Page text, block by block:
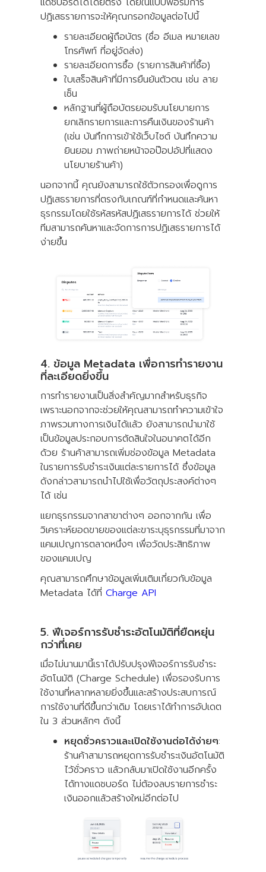
ปฏิเสธรายการจะให้คุณกรอกข้อมูลต่อไปนี้
รายละเอียดผู้ถือบัตร (ชื่อ อีเมล หมายเลข
โทรศัพท์ ที่อยู่จัดส่ง)
รายละเอียดการซื้อ (รายการสินค้าที่ซื้อ)
ใบเสร็จสินค้าที่มีการยืนยันตัวตน เช่น ลาย
เซ็น
หลักฐานที่ผู้ถือบัตรยอมรับนโยบายการ
ยกเลิกรายการและการคืนเงินของร้านค้า
(เช่น บันทึกการเข้าใช้เว็บไซต์ บันทึกความ
ยินยอม ภาพถ่ายหน้าจอป๊อปอัปที่แสดง
นโยบายร้านค้า)
นอกจากนี้ คุณยังสามารถใช้ตัวกรองเพื่อดูการ
ปฏิเสธรายการที่ตรงกับเกณฑ์ที่กำหนดและค้นหา
ธุรกรรมโดยใช้รหัสรหัสปฏิเสธรายการได้ ช่วยให้
ทีมสามารถค้นหาและจัดการการปฏิเสธรายการได้
ง่ายขึ้น
4. ข้อมูล Metadata เพื่อการทำรายงาน
ที่ละเอียดยิ่งขึ้น
การทำรายงานเป็นสิ่งสำคัญมากสำหรับธุรกิจ
เพราะนอกจากจะช่วยให้คุณสามารถทำความเข้าใจ
ภาพรวมทางการเงินได้แล้ว ยังสามารถนำมาใช้
เป็นข้อมูลประกอบการตัดสินใจในอนาคตได้อีก
ด้วย ร้านค้าสามารถเพิ่มช่องข้อมูล Metadata
ในรายการรับชำระเงินแต่ละรายการได้ ซึ่งข้อมูล
ดังกล่าวสามารถนำไปใช้เพื่อวัตถุประสงค์ต่างๆ
ได้ เช่น
แยกธุรกรรมจากสาขาต่างๆ ออกจากกัน เพื่อ
วิเคราะห์ยอดขายของแต่ละขาระบุธุรกรรมที่มาจาก
แคมเปญการตลาดหนึ่งๆ เพื่อวัดประสิทธิภาพ
ของแคมเปญ
คุณสามารถศึกษาข้อมูลเพิ่มเติมเกี่ยวกับข้อมูล
Metadata ได้ที่ Charge API
5. ฟีเจอร์การรับชำระอัตโนมัติที่ยืดหยุ่น
กว่าที่เคย
เมื่อไม่นานมานี้เราได้ปรับปรุงฟีเจอร์การรับชำระ
อัตโนมัติ (Charge Schedule) เพื่อรองรับการ
ใช้งานที่หลากหลายยิ่งขึ้นและสร้างประสบการณ์
การใช้งานที่ดีขึ้นกว่าเดิม โดยเราได้ทำการอัปเดต
ใน 3 ส่วนหลักๆ ดังนี้
หยุดชั่วคราวและเปิดใช้งานต่อได้ง่ายๆ:
ร้านค้าสามารถหยุดการรับชำระเงินอัตโนมัติ
ไว้ชั่วคราว แล้วกลับมาเปิดใช้งานอีกครั้ง
ได้ทางแดชบอร์ด ไม่ต้องลบรายการชำระ
เงินออกแล้วสร้างใหม่อีกต่อไป